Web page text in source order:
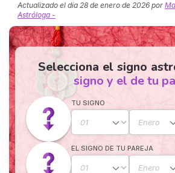
Actualizado el día 28 de enero de 2026 por
Astróloga -
Selecciona el signo
signo y el de tu
TU SIGNO
EL SIGNO DE TU PAREJA